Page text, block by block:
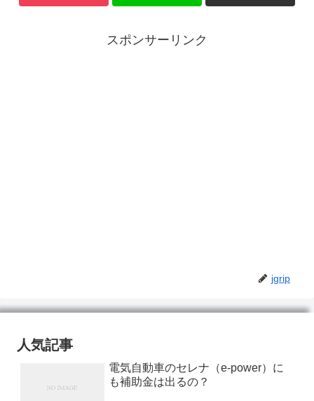
スポンサーリンク
jgrip
人気記事
電気自動車のセレナ（e-power）に
も補助金は出るの？